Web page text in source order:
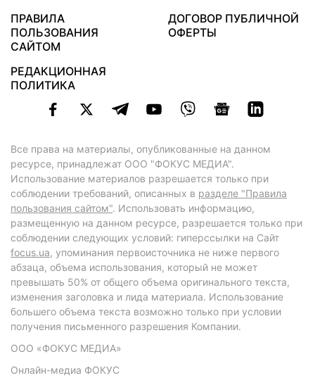
ПРАВИЛА
ПОЛЬЗОВАНИЯ
САЙТОМ
ДОГОВОР ПУБЛИЧНОЙ
ОФЕРТЫ
РЕДАКЦИОННАЯ
ПОЛИТИКА
Все права на материалы, опубликованные на данном
ресурсе, принадлежат ООО "ФОКУС МЕДИА".
Использование материалов разрешается только при
соблюдении требований, описанных в разделе "Правила
пользования сайтом". Использовать информацию,
размещенную на данном ресурсе, разрешается только при
соблюдении следующих условий: гиперссылки на Сайт
focus.ua, упоминания первоисточника не ниже первого
абзаца, объема использования, который не может
превышать 50% от общего объема оригинального текста,
изменения заголовка и лида материала. Использование
большего объема текста возможно только при условии
получения письменного разрешения Компании.
ООО «ФОКУС МЕДИА»
Онлайн-медиа ФОКУС